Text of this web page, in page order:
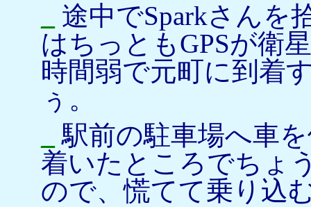
途中でSparkさんを
はちっともGPSが衛
時間弱で元町に到着
ぅ。
駅前の駐車場へ車
着いたところでちょ
ので、慌てて乗り込